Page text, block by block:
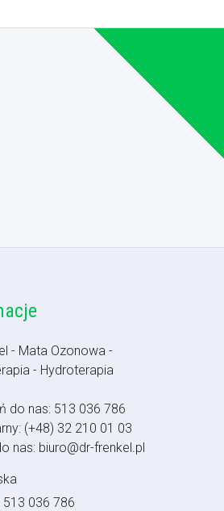
- Mata Ozonowa -
- Hydroterapia
do nas: 513 036 786
(+48) 32 210 01 03
nas: biuro@dr-frenkel.pl
513 036 786